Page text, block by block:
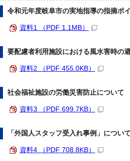
令和元年度岐阜市の実地指導の指摘ポ
資料1 （PDF 1.1MB）
要配慮者利用施設における風水害時の
資料2 （PDF 455.0KB）
社会福祉施設の労働災害防止について
資料3 （PDF 699.7KB）
「外国人スタッフ受入れ事例」について
資料4 （PDF 708.8KB）